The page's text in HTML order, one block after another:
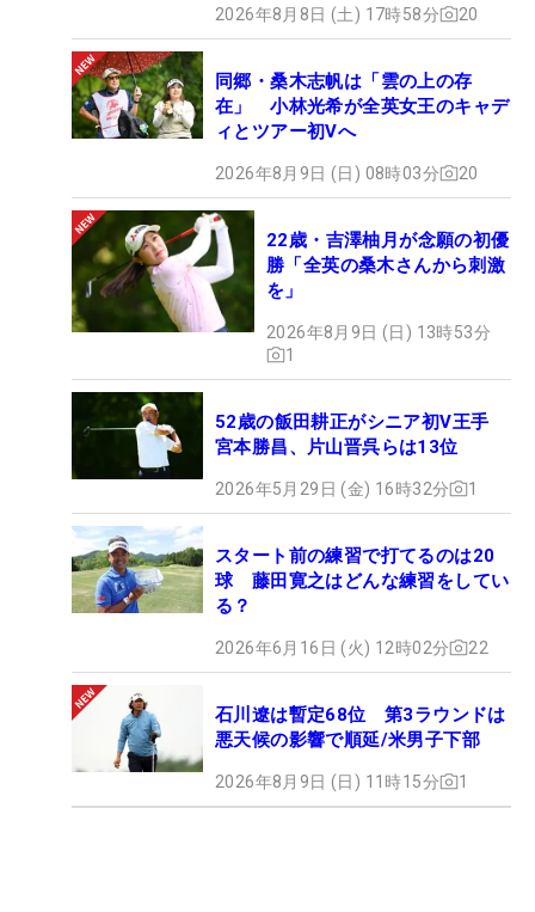
2026年8月8日 (土) 17時58分 20
同郷・桑木志帆は「雲の上の存
在」 小林光希が全英女王のキャデ
ィとツアー初Vへ
2026年8月9日 (日) 08時03分 20
22歳・吉澤柚月が念願の初優
勝「全英の桑木さんから刺激
を」
2026年8月9日 (日) 13時53分
1
52歳の飯田耕正がシニア初V王手
宮本勝昌、片山晋呉らは13位
2026年5月29日 (金) 16時32分 1
スタート前の練習で打てるのは20
球 藤田寛之はどんな練習をしてい
る？
2026年6月16日 (火) 12時02分 22
石川遼は暫定68位 第3ラウンドは
悪天候の影響で順延/米男子下部
2026年8月9日 (日) 11時15分 1